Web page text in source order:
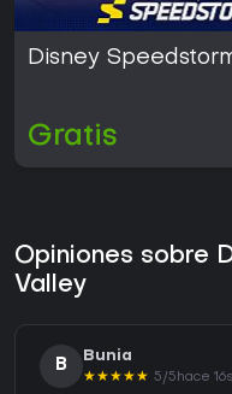
Disney
Gratis
Opiniones sobre
Valley
B
Bunia
★★★★★ 5/5 hace